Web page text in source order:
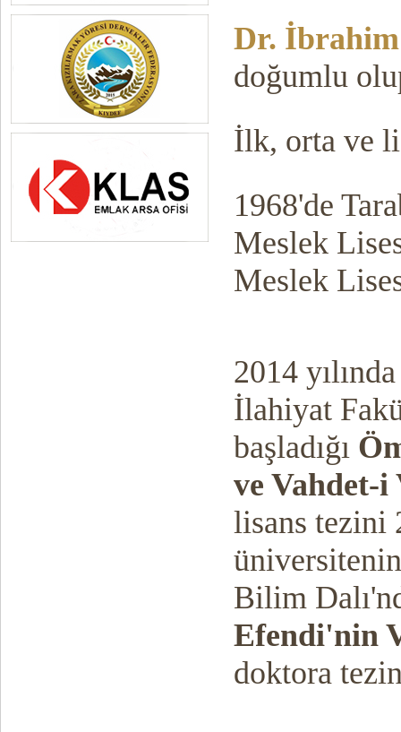
Dr.
doğumlu
İlk, orta ve
1968'de
Meslek
Meslek
2014
İlahiyat
başladığı
ve Vahdet-i
lisans tezini
Bilim
Efendi'nin
doktora